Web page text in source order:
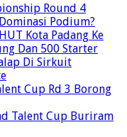
Round 4
Podium?
Kota Padang Ke
Dan 500 Starter
Di Sirkuit
Cup Rd 3 Borong
Talent Cup Buriram